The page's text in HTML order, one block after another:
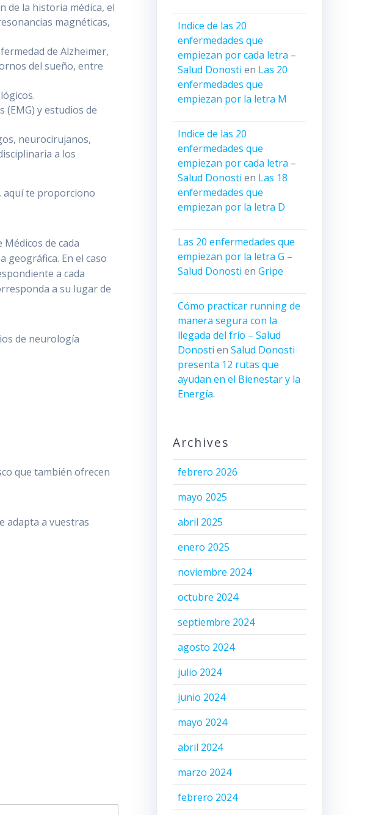
de la historia médica, el
magnéticas,
de Alzheimer,
del sueño, entre
y estudios de
neurocirujanos,
a los
aquí te proporciono
de cada
geográfica. En el caso
a cada
a su lugar de
de neurología
que también ofrecen
adapta a vuestras
Indice de las 20
enfermedades que
empiezan por cada letra –
Salud Donosti en Las 20
enfermedades que
empiezan por la letra M
Indice de las 20
enfermedades que
empiezan por cada letra –
Salud Donosti en Las 18
enfermedades que
empiezan por la letra D
Las 20 enfermedades que
empiezan por la letra G –
Salud Donosti en Gripe
Cómo practicar running de
manera segura con la
llegada del frío – Salud
Donosti en Salud Donosti
presenta 12 rutas que
ayudan en el Bienestar y la
Energía.
Archives
febrero 2026
mayo 2025
abril 2025
enero 2025
noviembre 2024
octubre 2024
septiembre 2024
agosto 2024
julio 2024
junio 2024
mayo 2024
abril 2024
marzo 2024
febrero 2024